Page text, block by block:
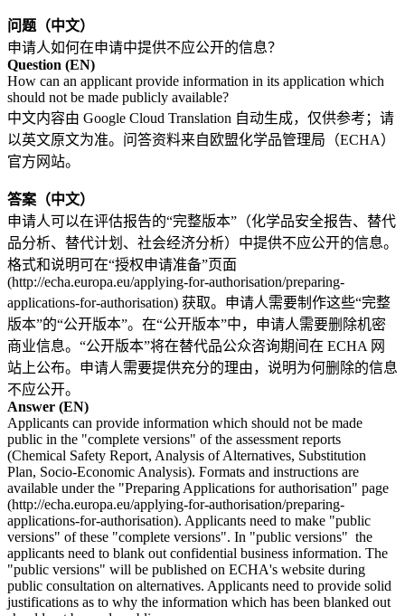
问题（中文）
申请人如何在申请中提供不应公开的信息？
Question (EN)
How can an applicant provide information in its application which
should not be made publicly available?
中文内容由 Google Cloud Translation 自动生成，仅供参考；请
以英文原文为准。问答资料来自欧盟化学品管理局（ECHA）
官方网站。
答案（中文）
申请人可以在评估报告的“完整版本”（化学品安全报告、替代
品分析、替代计划、社会经济分析）中提供不应公开的信息。
格式和说明可在“授权申请准备”页面
(http://echa.europa.eu/applying-for-authorisation/preparing-
applications-for-authorisation) 获取。申请人需要制作这些“完整
版本”的“公开版本”。在“公开版本”中，申请人需要删除机密
商业信息。“公开版本”将在替代品公众咨询期间在 ECHA 网
站上公布。申请人需要提供充分的理由，说明为何删除的信息
不应公开。
Answer (EN)
Applicants can provide information which should not be made
public in the "complete versions" of the assessment reports
(Chemical Safety Report, Analysis of Alternatives, Substitution
Plan, Socio-Economic Analysis). Formats and instructions are
available under the "Preparing Applications for authorisation" page
(http://echa.europa.eu/applying-for-authorisation/preparing-
applications-for-authorisation). Applicants need to make "public
versions" of these "complete versions". In "public versions" the
applicants need to blank out confidential business information. The
"public versions" will be published on ECHA's website during
public consultation on alternatives. Applicants need to provide solid
justifications as to why the information which has been blanked out